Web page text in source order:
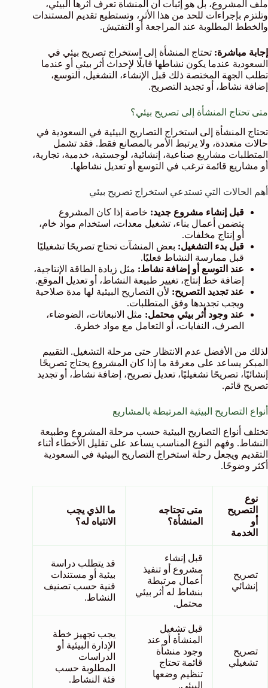
ملف المشروع، بل هو إثبات أن المنشأة تعرف أثرها البيئي،
وتلتزم بإجراءات للحد من هذا الأثر، وتستطيع تقديم المستندات
والخطط المطلوبة عند المراجعة أو التفتيش.
إجابة مباشرة: تحتاج المنشأة إلى استخراج تصريح بيئي في
السعودية عندما يكون نشاطها قابلًا لإحداث أثر بيئي أو عندما
تطلب الجهة المختصة ذلك قبل الإنشاء، التشغيل، التوسع،
إضافة نشاط، أو تجديد التصريح.
متى تحتاج المنشأة إلى تصريح بيئي؟
تحتاج المنشأة إلى استخراج التصاريح البيئية في السعودية في
حالات متعددة، ولا يرتبط الأمر بالمصانع فقط. فقد تشمل
المتطلبات مشاريع صناعية، إنشائية، لوجستية، خدمية، تجارية،
أو مشاريع قائمة ترغب في التوسع أو تعديل نشاطها.
أهم الحالات التي تستدعي استخراج تصريح بيئي
قبل إنشاء مشروع جديد: خاصة إذا كان المشروع
يتضمن أعمال بناء، تشغيل معدات، استخدام مواد خام،
أو إنتاج مخلفات.
قبل بدء التشغيل: بعض المنشآت تحتاج تصريحًا تشغيليًا
قبل ممارسة النشاط فعليًا.
عند التوسع أو إضافة نشاط: مثل زيادة الطاقة الإنتاجية،
إضافة خط إنتاج، تغيير طبيعة النشاط، أو تعديل الموقع.
عند تجديد التصريح: لأن التصاريح البيئية لها مدة صلاحية
ويجب تجديدها وفق المتطلبات.
عند وجود أثر بيئي محتمل: مثل الانبعاثات، الضوضاء،
الصرف، النفايات، أو التعامل مع مواد خطرة.
لذلك من الأفضل عدم الانتظار حتى مرحلة التشغيل. التقييم
المبكر يساعد على معرفة ما إذا كان المشروع يحتاج تصريحًا
إنشائيًا، تصريحًا تشغيليًا، تعديل تصريح، إضافة نشاط، أو تجديد
تصريح قائم.
أنواع التصاريح البيئية المرتبطة بالمشاريع
تختلف أنواع التصاريح البيئية حسب مرحلة المشروع وطبيعة
النشاط. وفهم النوع المناسب يساعد على تقليل الأخطاء أثناء
التقديم ويجعل رحلة استخراج التصاريح البيئية في السعودية
أكثر وضوحًا.
نوع
التصريح
أو
الخدمة
متى تحتاجه
المنشأة؟
ما الذي يجب
الانتباه له؟
تصريح
إنشائي
قبل إنشاء
مشروع أو تنفيذ
أعمال مرتبطة
بنشاط له أثر بيئي
محتمل.
قد يتطلب دراسة
بيئية أو مستندات
فنية حسب تصنيف
النشاط.
تصريح
تشغيلي
قبل تشغيل
المنشأة أو عند
وجود منشأة
قائمة تحتاج
تنظيم وضعها
البيئي.
يجب تجهيز خطة
الإدارة البيئية أو
الدراسات
المطلوبة حسب
فئة النشاط.